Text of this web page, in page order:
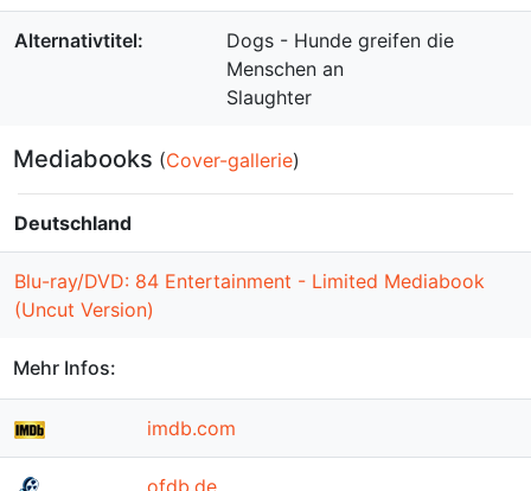
Alternativtitel:
Dogs - Hunde greifen die
Menschen an
Slaughter
Mediabooks (Cover-gallerie)
Deutschland
Blu-ray/DVD: 84 Entertainment - Limited Mediabook
(Uncut Version)
Mehr Infos:
imdb.com
ofdb.de